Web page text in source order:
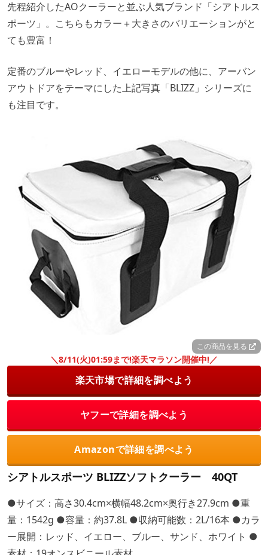
先程紹介したAOクーラーと並ぶ人気ブランド「シアトルス
ポーツ」。こちらもカラー＋大きさのバリエーションがと
ても豊富！
定番のブルーやレッド、イエローモデルの他に、アーバン
アウトドアをテーマにした上記写真「BLIZZ」シリーズに
も注目です。
この商品を見る
＼8/11(火)01:59まで!楽天マラソン開催中!／
楽天市場で詳細を調べよう
ヤフーで詳細を調べよう
Amazonで詳細を調べよう
シアトルスポーツ BLIZZソフトクーラー 40QT
●サイズ：高さ30.4cm×横幅48.2cm×奥行き27.9cm ●重
量：1542g ●容量：約37.8L ●収納可能数：2L/16本 ●カラ
ー展開：レッド、イエロー、ブルー、サンド、ホワイト ●